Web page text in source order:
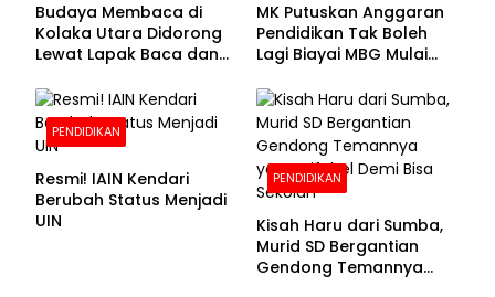
Budaya Membaca di
Kolaka Utara Didorong
Lewat Lapak Baca dan
MK Putuskan Anggaran
Pendidikan Tak Boleh
Lagi Biayai MBG Mulai
PENDIDIKAN
Resmi! IAIN Kendari
Berubah Status Menjadi
UIN
PENDIDIKAN
Kisah Haru dari Sumba,
Murid SD Bergantian
Gendong Temannya